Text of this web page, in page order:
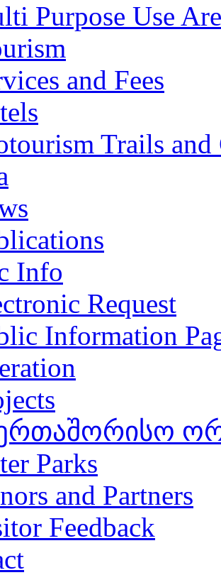
Purpose Use
and Fees
Trails and
Info
Request
Information
Parks
and Partners
Feedback